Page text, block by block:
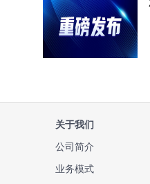
关于我们
公司简介
业务模式